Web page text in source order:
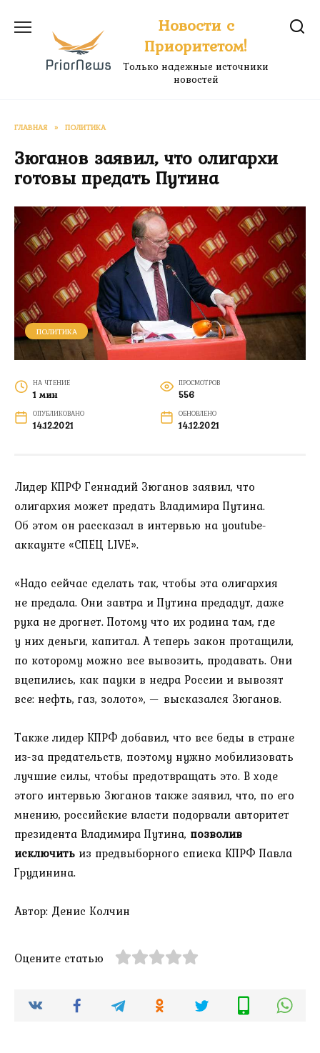
содержанию
Новости с
Приоритетом!
Только надежные источники
новостей
ГЛАВНАЯ » ПОЛИТИКА
Зюганов заявил, что олигархи
готовы предать Путина
ПОЛИТИКА
НА ЧТЕНИЕ
1 мин
ПРОСМОТРОВ
556
ОПУБЛИКОВАНО
14.12.2021
ОБНОВЛЕНО
14.12.2021
Лидер КПРФ Геннадий Зюганов заявил, что
олигархия может предать Владимира Путина.
Об этом он рассказал в интервью на youtube-
аккаунте «СПЕЦ LIVE».
«Надо сейчас сделать так, чтобы эта олигархия
не предала. Они завтра и Путина предадут, даже
рука не дрогнет. Потому что их родина там, где
у них деньги, капитал. А теперь закон протащили,
по которому можно все вывозить, продавать. Они
вцепились, как пауки в недра России и вывозят
все: нефть, газ, золото», — высказался Зюганов.
Также лидер КПРФ добавил, что все беды в стране
из-за предательств, поэтому нужно мобилизовать
лучшие силы, чтобы предотвращать это. В ходе
этого интервью Зюганов также заявил, что, по его
мнению, российские власти подорвали авторитет
президента Владимира Путина, позволив
исключить из предвыборного списка КПРФ Павла
Грудинина.
Автор: Денис Колчин
Оцените статью